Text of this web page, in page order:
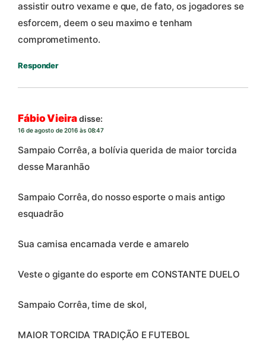
assistir outro vexame e que, de fato, os jogadores se
esforcem, deem o seu maximo e tenham
comprometimento.
Responder
Fábio Vieiradisse:
16 de agosto de 2016 às 08:47
Sampaio Corrêa, a bolívia querida de maior torcida
desse Maranhão
Sampaio Corrêa, do nosso esporte o mais antigo
esquadrão
Sua camisa encarnada verde e amarelo
Veste o gigante do esporte em CONSTANTE DUELO
Sampaio Corrêa, time de skol,
MAIOR TORCIDA TRADIÇÃO E FUTEBOL